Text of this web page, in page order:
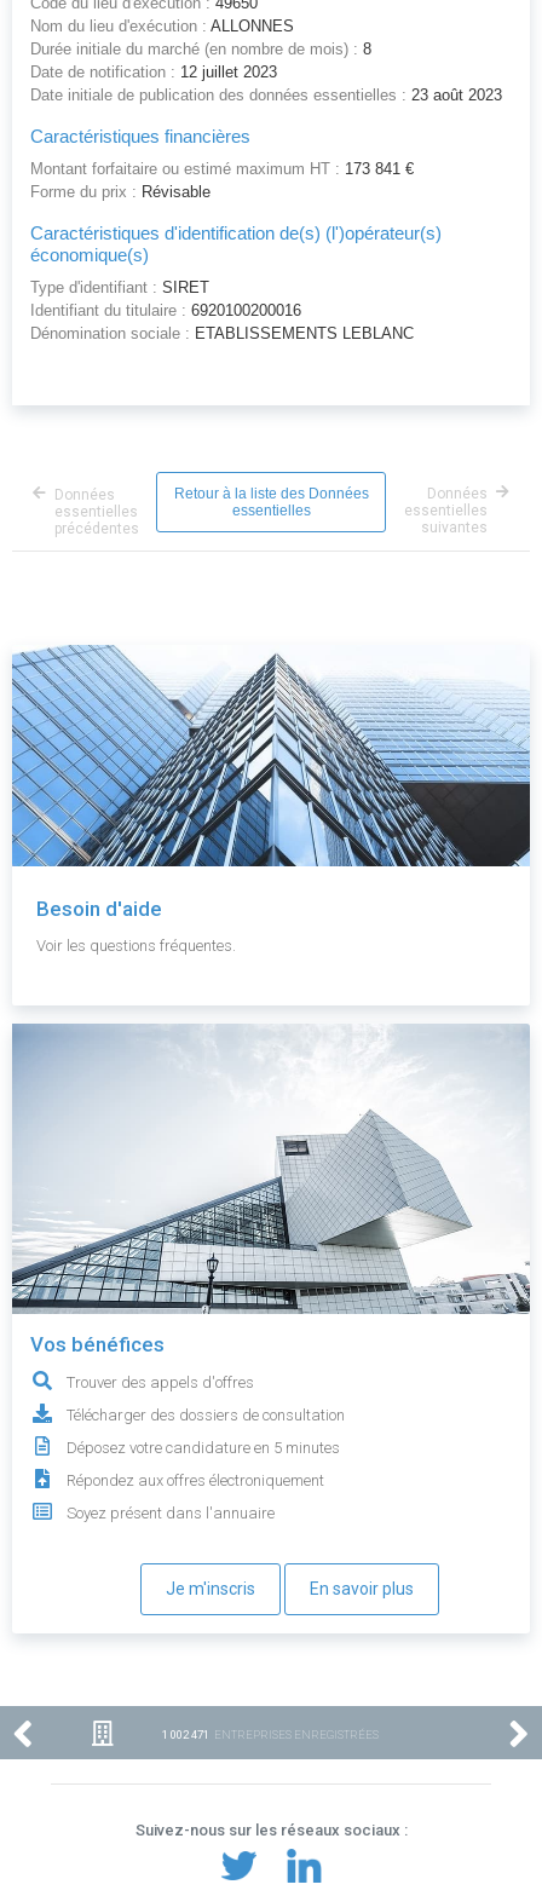
Nom du lieu d'exécution : ALLONNES
Durée initiale du marché (en nombre de mois) : 8
Date de notification : 12 juillet 2023
Date initiale de publication des données essentielles : 23 août 2023
Caractéristiques financières
Montant forfaitaire ou estimé maximum HT : 173 841 €
Forme du prix : Révisable
Caractéristiques d'identification de(s) (l')opérateur(s)
économique(s)
Type d'identifiant : SIRET
Identifiant du titulaire : 6920100200016
Dénomination sociale : ETABLISSEMENTS LEBLANC
Données
essentielles
précédentes
Retour à la liste des Données
essentielles
Données
essentielles
suivantes
Besoin d'aide
Voir les questions fréquentes.
Vos bénéfices
Trouver des appels d'offres
Télécharger des dossiers de consultation
Déposez votre candidature en 5 minutes
Répondez aux offres électroniquement
Soyez présent dans l'annuaire
Je m'inscris En savoir plus
1 002 471 ENTREPRISES ENREGISTRÉES
Suivez-nous sur les réseaux sociaux :